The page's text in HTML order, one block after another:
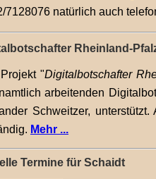
7128076 natürlich auch
Rheinland-
"Digitalbotschafter
arbeitenden
Schweitzer,
Mehr ...
Termine für Schaidt